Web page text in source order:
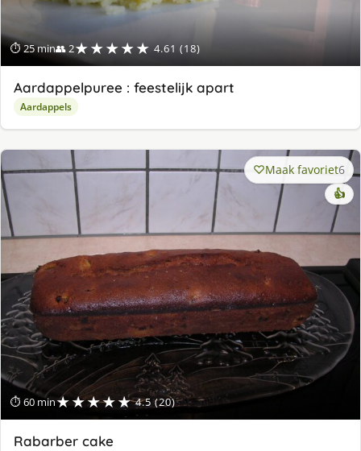
⏱ 25 min👥 2★★★★★ 4.61 (18)
Aardappelpuree : feestelijk apart
Aardappels
⏱ 60 min★★★★★ 4.5 (20)
Maak favoriet6
👍
Rabarber cake